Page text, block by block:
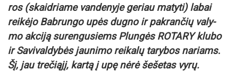
ros (skaid­ria­me van­de­ny­je ge­riau ma­ty­ti) la­bai
rei­kė­jo Bab­run­go upės dugno ir pa­kran­čių va­ly­
mo ak­ci­ją su­ren­gu­siems Plungės ROTARY klu­bo
ir Savivaldybės jaunimo reikalų tarybos na­riams.
Šį, jau tre­či­ą­jį, kar­tą į upę nė­rė še­še­tas vy­rų.